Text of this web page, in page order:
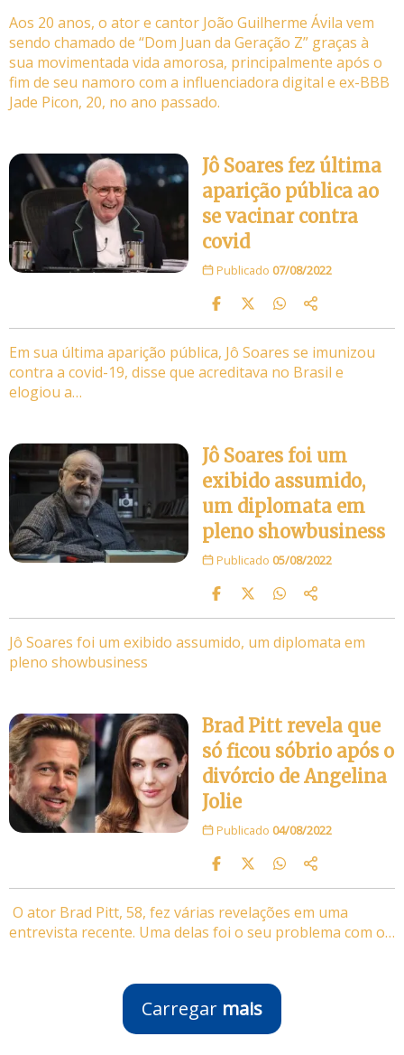
Aos 20 anos, o ator e cantor João Guilherme Ávila vem
sendo chamado de “Dom Juan da Geração Z” graças à
sua movimentada vida amorosa, principalmente após o
fim de seu namoro com a influenciadora digital e ex-BBB
Jade Picon, 20, no ano passado.
Jô Soares fez última
aparição pública ao
se vacinar contra
covid
Publicado 07/08/2022
Em sua última aparição pública, Jô Soares se imunizou
contra a covid-19, disse que acreditava no Brasil e
elogiou a…
Jô Soares foi um
exibido assumido,
um diplomata em
pleno showbusiness
Publicado 05/08/2022
Jô Soares foi um exibido assumido, um diplomata em
pleno showbusiness
Brad Pitt revela que
só ficou sóbrio após o
divórcio de Angelina
Jolie
Publicado 04/08/2022
O ator Brad Pitt, 58, fez várias revelações em uma
entrevista recente. Uma delas foi o seu problema com o…
Carregar mais